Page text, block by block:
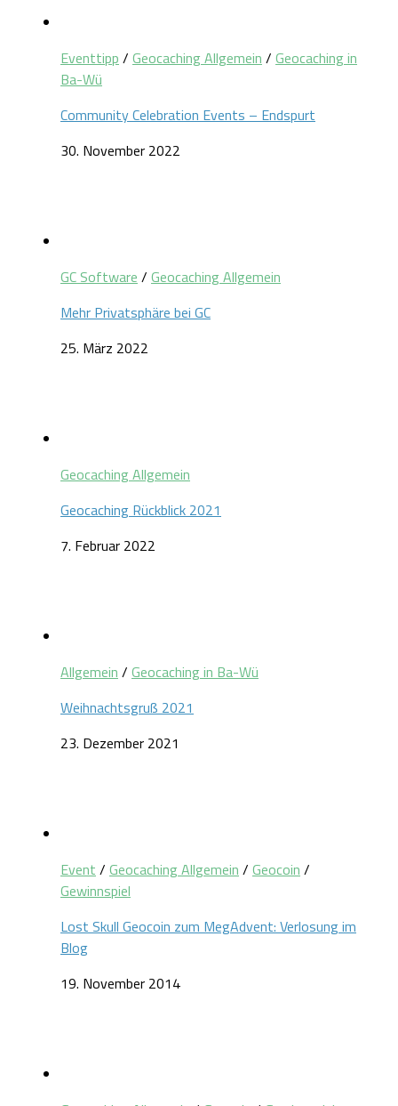
Eventtipp / Geocaching Allgemein / Geocaching in
Ba-Wü
Community Celebration Events – Endspurt
30. November 2022
GC Software / Geocaching Allgemein
Mehr Privatsphäre bei GC
25. März 2022
Geocaching Allgemein
Geocaching Rückblick 2021
7. Februar 2022
Allgemein / Geocaching in Ba-Wü
Weihnachtsgruß 2021
23. Dezember 2021
Event / Geocaching Allgemein / Geocoin /
Gewinnspiel
Lost Skull Geocoin zum MegAdvent: Verlosung im
Blog
19. November 2014